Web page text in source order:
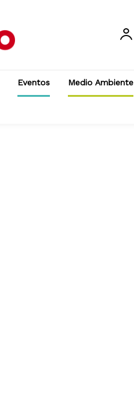
Eventos Medio Ambiente